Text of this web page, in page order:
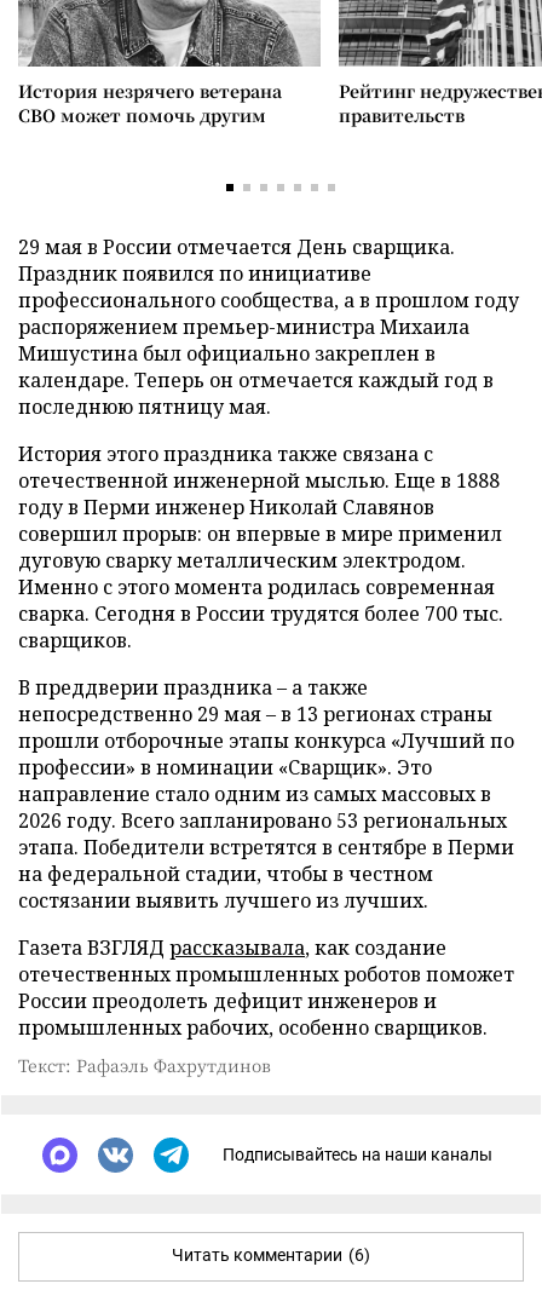
История незрячего ветерана
СВО может помочь другим
Рейтинг
правительств
29 мая в России отмечается День сварщика.
Праздник появился по инициативе
профессионального сообщества, а в прошлом году
распоряжением премьер-министра Михаила
Мишустина был официально закреплен в
календаре. Теперь он отмечается каждый год в
последнюю пятницу мая.
История этого праздника также связана с
отечественной инженерной мыслью. Еще в 1888
году в Перми инженер Николай Славянов
совершил прорыв: он впервые в мире применил
дуговую сварку металлическим электродом.
Именно с этого момента родилась современная
сварка. Сегодня в России трудятся более 700 тыс.
сварщиков.
В преддверии праздника – а также
непосредственно 29 мая – в 13 регионах страны
прошли отборочные этапы конкурса «Лучший по
профессии» в номинации «Сварщик». Это
направление стало одним из самых массовых в
2026 году. Всего запланировано 53 региональных
этапа. Победители встретятся в сентябре в Перми
на федеральной стадии, чтобы в честном
состязании выявить лучшего из лучших.
Газета ВЗГЛЯД рассказывала, как создание
отечественных промышленных роботов поможет
России преодолеть дефицит инженеров и
промышленных рабочих, особенно сварщиков.
Текст: Рафаэль Фахрутдинов
Подписывайтесь на наши каналы
Читать комментарии (6)